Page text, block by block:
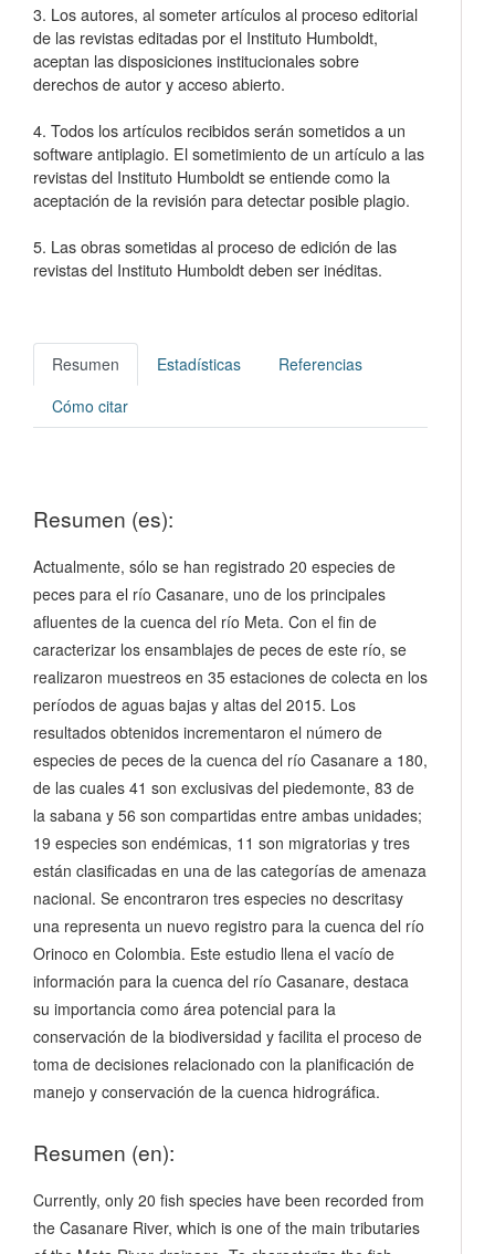
Resumen Estadísticas
Referencias
Cómo citar
Resumen (es):
Actualmente, sólo se han registrado 20 especies de
peces para el río Casanare, uno de los principales
afluentes de la cuenca del río Meta. Con el fin de
caracterizar los ensamblajes de peces de este río, se
realizaron muestreos en 35 estaciones de colecta en los
períodos de aguas bajas y altas del 2015. Los
resultados obtenidos incrementaron el número de
especies de peces de la cuenca del río Casanare a 180,
de las cuales 41 son exclusivas del piedemonte, 83 de
la sabana y 56 son compartidas entre ambas unidades;
19 especies son endémicas, 11 son migratorias y tres
están clasificadas en una de las categorías de amenaza
nacional. Se encontraron tres especies no descritasy
una representa un nuevo registro para la cuenca del río
Orinoco en Colombia. Este estudio llena el vacío de
información para la cuenca del río Casanare, destaca
su importancia como área potencial para la
conservación de la biodiversidad y facilita el proceso de
toma de decisiones relacionado con la planificación de
manejo y conservación de la cuenca hidrográfica.
Resumen (en):
Currently, only 20 fish species have been recorded from
the Casanare River, which is one of the main tributaries
3. Los autores, al someter artículos al proceso editorial
de las revistas editadas por el Instituto Humboldt,
aceptan las disposiciones institucionales sobre
derechos de autor y acceso abierto.
4. Todos los artículos recibidos serán sometidos a un
software antiplagio. El sometimiento de un artículo a las
revistas del Instituto Humboldt se entiende como la
aceptación de la revisión para detectar posible plagio.
5. Las obras sometidas al proceso de edición de las
revistas del Instituto Humboldt deben ser inéditas.